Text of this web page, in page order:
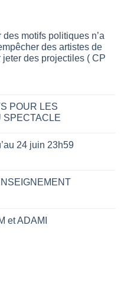
motifs politiques n’a
des artistes de
des projectiles ( CP
POUR LES
SPECTACLE
24 juin 23h59
et ADAMI